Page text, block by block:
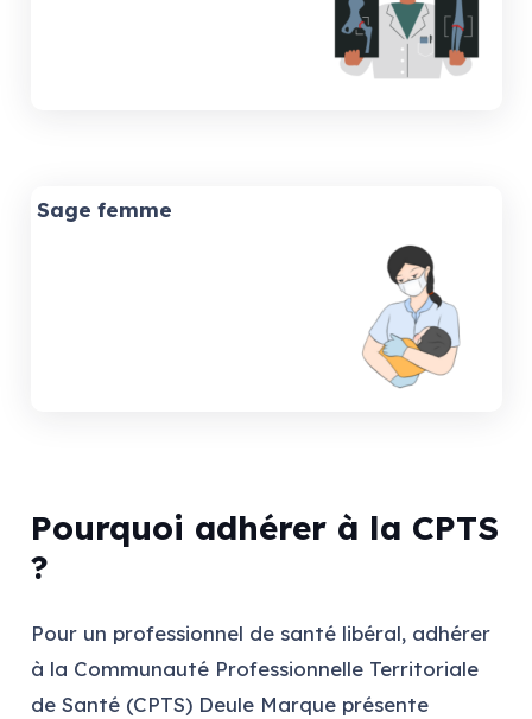
Sage femme
Pourquoi adhérer à la CPTS
?
Pour un professionnel de santé libéral, adhérer
à la Communauté Professionnelle Territoriale
de Santé (CPTS) Deule Marque présente